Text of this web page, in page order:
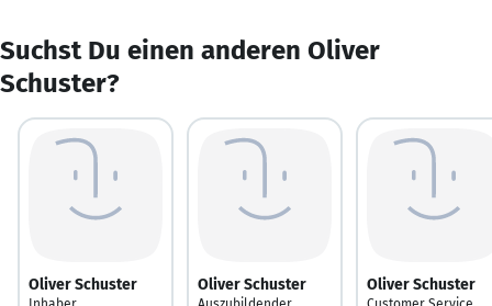
Suchst Du einen anderen Oliver
Schuster?
Oliver Schuster Oliver Schuster Oliver Schuster